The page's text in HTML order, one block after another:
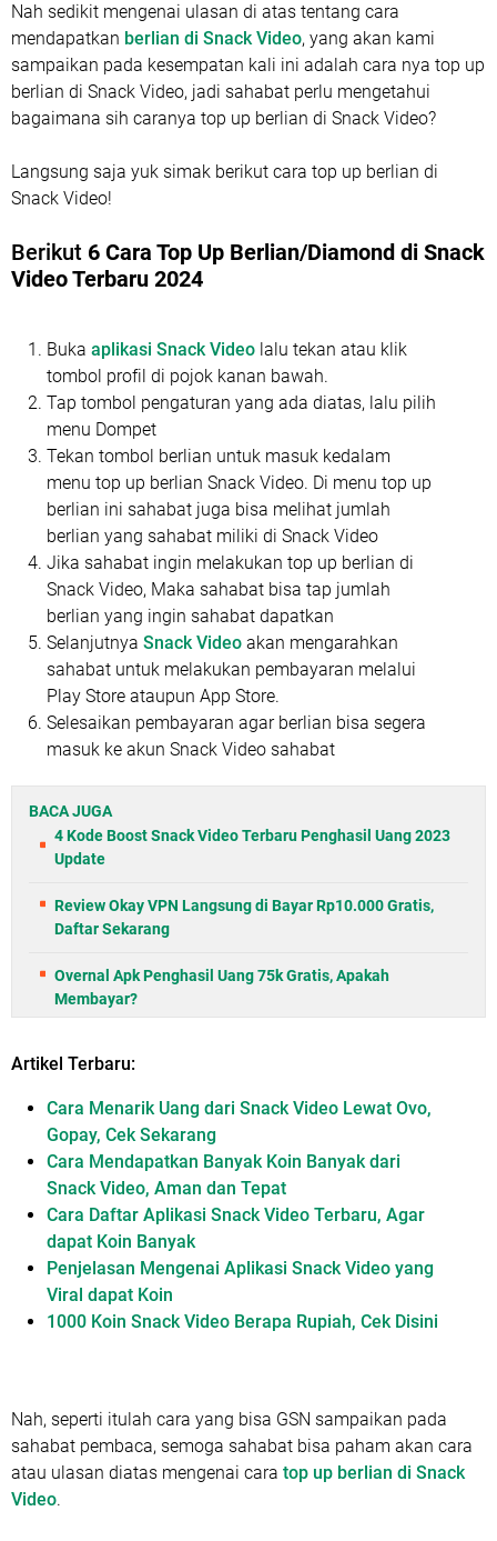
Nah sedikit mengenai ulasan di atas tentang cara
mendapatkan berlian di Snack Video, yang akan kami
sampaikan pada kesempatan kali ini adalah cara nya top up
berlian di Snack Video, jadi sahabat perlu mengetahui
bagaimana sih caranya top up berlian di Snack Video?
Langsung saja yuk simak berikut cara top up berlian di
Snack Video!
Berikut 6 Cara Top Up Berlian/Diamond di Snack
Video Terbaru 2024
Buka aplikasi Snack Video lalu tekan atau klik
tombol profil di pojok kanan bawah.
Tap tombol pengaturan yang ada diatas, lalu pilih
menu Dompet
Tekan tombol berlian untuk masuk kedalam
menu top up berlian Snack Video. Di menu top up
berlian ini sahabat juga bisa melihat jumlah
berlian yang sahabat miliki di Snack Video
Jika sahabat ingin melakukan top up berlian di
Snack Video, Maka sahabat bisa tap jumlah
berlian yang ingin sahabat dapatkan
Selanjutnya Snack Video akan mengarahkan
sahabat untuk melakukan pembayaran melalui
Play Store ataupun App Store.
Selesaikan pembayaran agar berlian bisa segera
masuk ke akun Snack Video sahabat
BACA JUGA
4 Kode Boost Snack Video Terbaru Penghasil Uang 2023
Update
Review Okay VPN Langsung di Bayar Rp10.000 Gratis,
Daftar Sekarang
Overnal Apk Penghasil Uang 75k Gratis, Apakah
Membayar?
Artikel Terbaru:
Cara Menarik Uang dari Snack Video Lewat Ovo,
Gopay, Cek Sekarang
Cara Mendapatkan Banyak Koin Banyak dari
Snack Video, Aman dan Tepat
Cara Daftar Aplikasi Snack Video Terbaru, Agar
dapat Koin Banyak
Penjelasan Mengenai Aplikasi Snack Video yang
Viral dapat Koin
1000 Koin Snack Video Berapa Rupiah, Cek Disini
Nah, seperti itulah cara yang bisa GSN sampaikan pada
sahabat pembaca, semoga sahabat bisa paham akan cara
atau ulasan diatas mengenai cara top up berlian di Snack
Video.